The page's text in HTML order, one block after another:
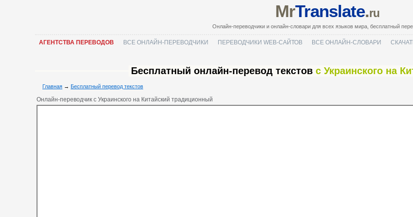
MrTranslate.ru
Онлайн-переводчики и онлайн-словари для всех языков мира, бесплатный
АГЕНТСТВА ПЕРЕВОДОВ ВСЕ ОНЛАЙН-ПЕРЕВОДЧИКИ ПЕРЕВОДЧИКИ WEB-САЙТОВ ВСЕ ОНЛАЙН-СЛОВАРИ
Бесплатный онлайн-перевод текстов с Украинского на
Главная → Бесплатный перевод текстов
Онлайн-переводчик с Украинского на Китайский традиционный